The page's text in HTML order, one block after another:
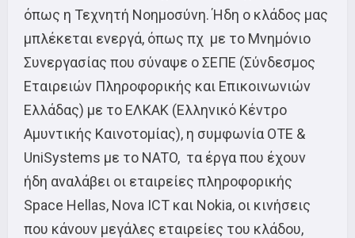
όπως η Τεχνητή Νοημοσύνη. Ήδη ο κλάδος μας
μπλέκεται ενεργά, όπως πχ με το Μνημόνιο
Συνεργασίας που σύναψε ο ΣΕΠΕ (Σύνδεσμος
Εταιρειών Πληροφορικής και Επικοινωνιών
Ελλάδας) με το ΕΛΚΑΚ (Ελληνικό Κέντρο
Αμυντικής Καινοτομίας), η συμφωνία ΟΤΕ &
UniSystems με το NATO, τα έργα που έχουν
ήδη αναλάβει οι εταιρείες πληροφορικής
Space Hellas, Nova ICT και Nokia, οι κινήσεις
που κάνουν μεγάλες εταιρείες του κλάδου,